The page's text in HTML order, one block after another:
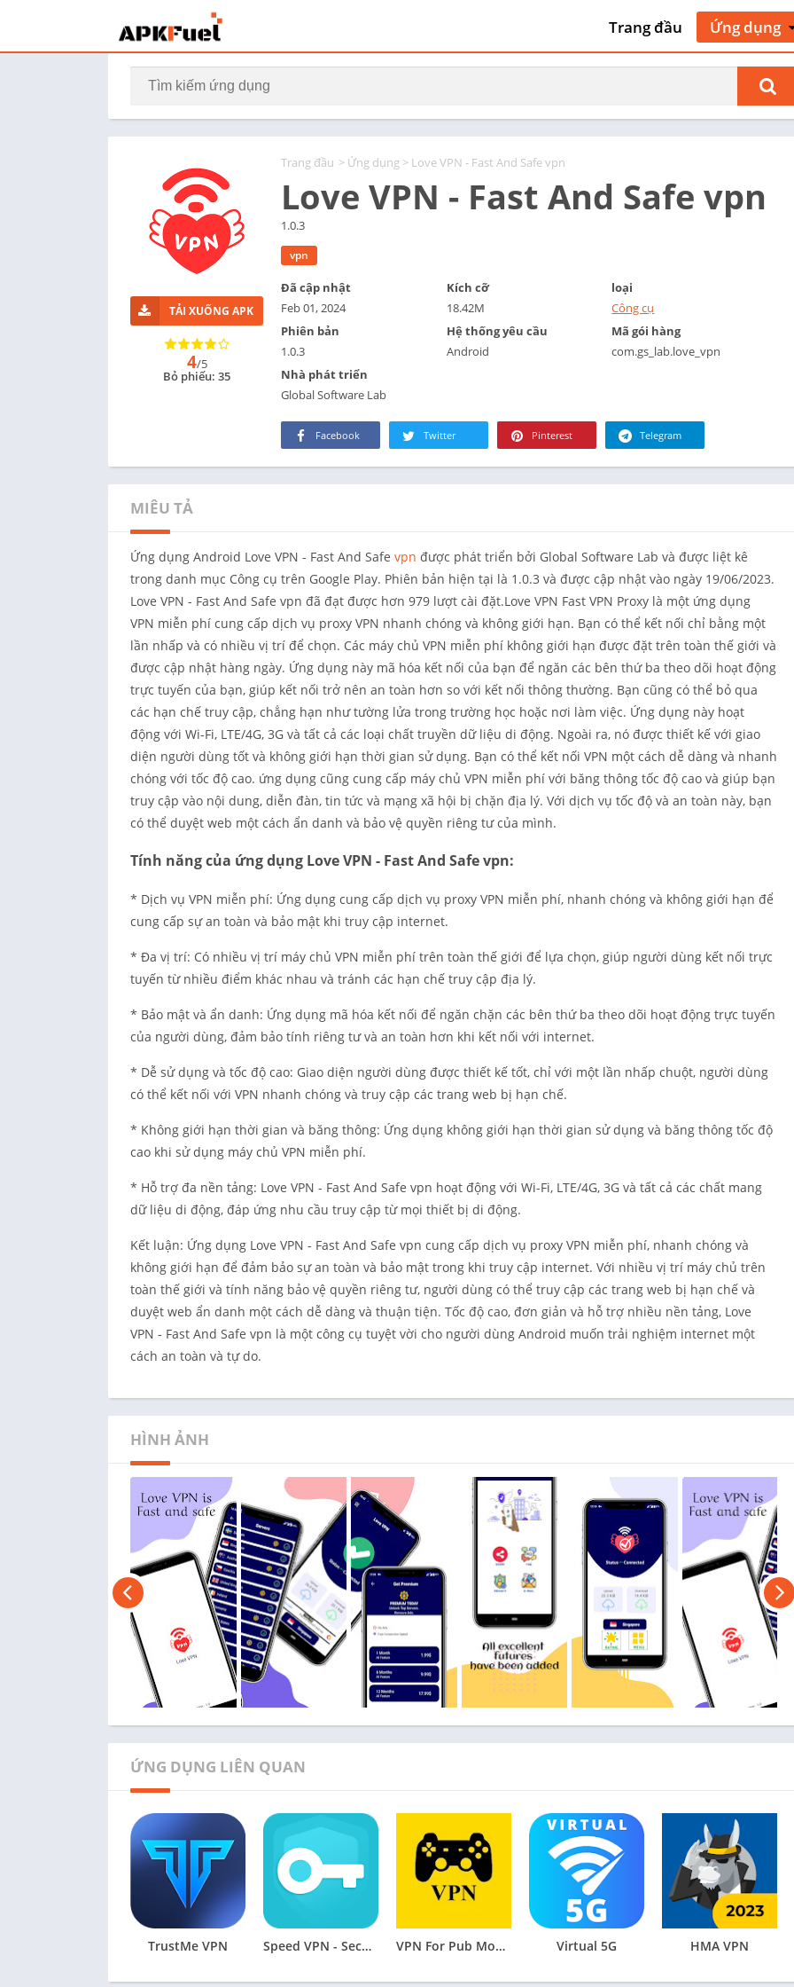
Trang đầu
Ứng dụng
Nghệ
kế
Giao
cộ
Làm đẹp
tham khảo
Kinh doanh
Giải trí
Sức khỏe &
hình
Thư viện
Phong cách
Bản đồ &
hướng
Y học
Âm nhạc &
thanh
Lựa chọn
người biên
Tin tức &
Nuôi dạy
Cá nhân hóa
Mua sắm
Công cụ
Thời tiết
chỉnh sửa
Trang đầu > Ứng dụng > Love VPN - Fast And Safe vpn
Love VPN - Fast And Safe vpn
1.0.3
vpn
TẢI XUỐNG APK
4/5
Bỏ phiếu: 35
Đã cập nhật
Feb 01, 2024
Kích cỡ
18.42M
loại
Công cụ
Phiên bản
1.0.3
Hệ thống yêu cầu
Android
Mã gói hàng
com.gs_lab.love_vpn
Nhà phát triển
Global Software Lab
Facebook Twitter Pinterest Telegram
MIÊU TẢ
Ứng dụng Android Love VPN - Fast And Safe vpn được phát triển bởi Global Software Lab và được liệt kê
trong danh mục Công cụ trên Google Play. Phiên bản hiện tại là 1.0.3 và được cập nhật vào ngày 19/06/2023.
Love VPN - Fast And Safe vpn đã đạt được hơn 979 lượt cài đặt.Love VPN Fast VPN Proxy là một ứng dụng
VPN miễn phí cung cấp dịch vụ proxy VPN nhanh chóng và không giới hạn. Bạn có thể kết nối chỉ bằng một
lần nhấp và có nhiều vị trí để chọn. Các máy chủ VPN miễn phí không giới hạn được đặt trên toàn thế giới và
được cập nhật hàng ngày. Ứng dụng này mã hóa kết nối của bạn để ngăn các bên thứ ba theo dõi hoạt động
trực tuyến của bạn, giúp kết nối trở nên an toàn hơn so với kết nối thông thường. Bạn cũng có thể bỏ qua
các hạn chế truy cập, chẳng hạn như tường lửa trong trường học hoặc nơi làm việc. Ứng dụng này hoạt
động với Wi-Fi, LTE/4G, 3G và tất cả các loại chất truyền dữ liệu di động. Ngoài ra, nó được thiết kế với giao
diện người dùng tốt và không giới hạn thời gian sử dụng. Bạn có thể kết nối VPN một cách dễ dàng và nhanh
chóng với tốc độ cao. ứng dụng cũng cung cấp máy chủ VPN miễn phí với băng thông tốc độ cao và giúp bạn
truy cập vào nội dung, diễn đàn, tin tức và mạng xã hội bị chặn địa lý. Với dịch vụ tốc độ và an toàn này, bạn
có thể duyệt web một cách ẩn danh và bảo vệ quyền riêng tư của mình.
Tính năng của ứng dụng Love VPN - Fast And Safe vpn:
* Dịch vụ VPN miễn phí: Ứng dụng cung cấp dịch vụ proxy VPN miễn phí, nhanh chóng và không giới hạn để
cung cấp sự an toàn và bảo mật khi truy cập internet.
* Đa vị trí: Có nhiều vị trí máy chủ VPN miễn phí trên toàn thế giới để lựa chọn, giúp người dùng kết nối trực
tuyến từ nhiều điểm khác nhau và tránh các hạn chế truy cập địa lý.
* Bảo mật và ẩn danh: Ứng dụng mã hóa kết nối để ngăn chặn các bên thứ ba theo dõi hoạt động trực tuyến
của người dùng, đảm bảo tính riêng tư và an toàn hơn khi kết nối với internet.
* Dễ sử dụng và tốc độ cao: Giao diện người dùng được thiết kế tốt, chỉ với một lần nhấp chuột, người dùng
có thể kết nối với VPN nhanh chóng và truy cập các trang web bị hạn chế.
* Không giới hạn thời gian và băng thông: Ứng dụng không giới hạn thời gian sử dụng và băng thông tốc độ
cao khi sử dụng máy chủ VPN miễn phí.
* Hỗ trợ đa nền tảng: Love VPN - Fast And Safe vpn hoạt động với Wi-Fi, LTE/4G, 3G và tất cả các chất mang
dữ liệu di động, đáp ứng nhu cầu truy cập từ mọi thiết bị di động.
Kết luận: Ứng dụng Love VPN - Fast And Safe vpn cung cấp dịch vụ proxy VPN miễn phí, nhanh chóng và
không giới hạn để đảm bảo sự an toàn và bảo mật trong khi truy cập internet. Với nhiều vị trí máy chủ trên
toàn thế giới và tính năng bảo vệ quyền riêng tư, người dùng có thể truy cập các trang web bị hạn chế và
duyệt web ẩn danh một cách dễ dàng và thuận tiện. Tốc độ cao, đơn giản và hỗ trợ nhiều nền tảng, Love
VPN - Fast And Safe vpn là một công cụ tuyệt vời cho người dùng Android muốn trải nghiệm internet một
cách an toàn và tự do.
HÌNH ẢNH
ỨNG DỤNG LIÊN QUAN
TrustMe VPN Speed VPN - Secure VPN Proxy VPN For Pub Mobile Lite Virtual 5G HMA VPN